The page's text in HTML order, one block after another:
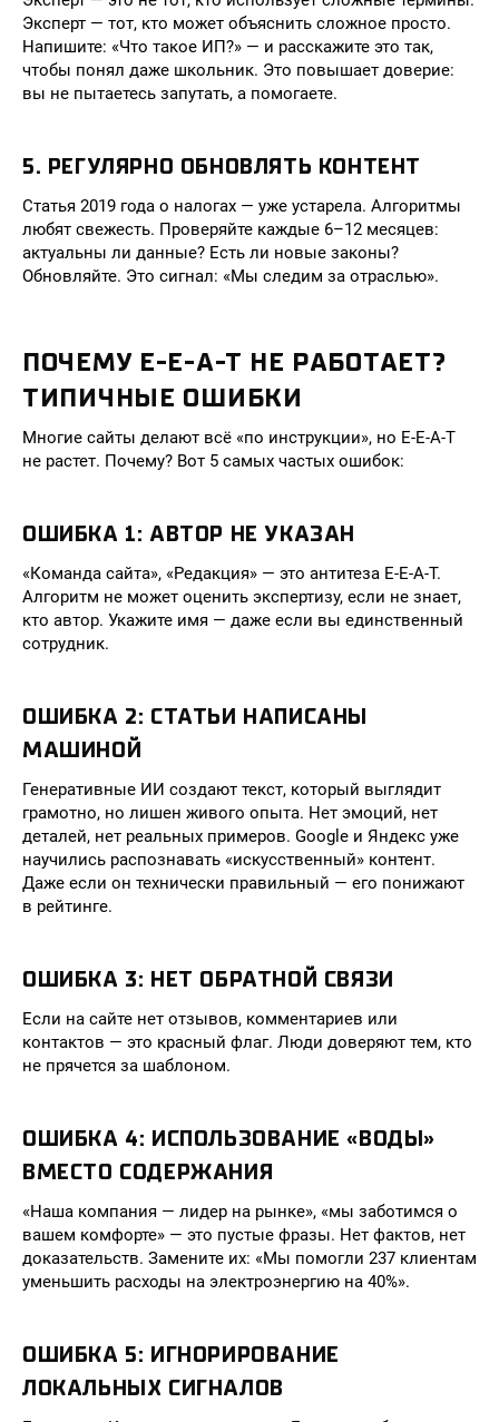
Эксперт — тот, кто может объяснить сложное просто.
Напишите: «Что такое ИП?» — и расскажите это так,
чтобы понял даже школьник. Это повышает доверие:
вы не пытаетесь запутать, а помогаете.
5. РЕГУЛЯРНО ОБНОВЛЯТЬ КОНТЕНТ
Статья 2019 года о налогах — уже устарела. Алгоритмы
любят свежесть. Проверяйте каждые 6–12 месяцев:
актуальны ли данные? Есть ли новые законы?
Обновляйте. Это сигнал: «Мы следим за отраслью».
ПОЧЕМУ E-E-A-T НЕ РАБОТАЕТ?
ТИПИЧНЫЕ ОШИБКИ
Многие сайты делают всё «по инструкции», но E-E-A-T
не растет. Почему? Вот 5 самых частых ошибок:
ОШИБКА 1: АВТОР НЕ УКАЗАН
«Команда сайта», «Редакция» — это антитеза E-E-A-T.
Алгоритм не может оценить экспертизу, если не знает,
кто автор. Укажите имя — даже если вы единственный
сотрудник.
ОШИБКА 2: СТАТЬИ НАПИСАНЫ
МАШИНОЙ
Генеративные ИИ создают текст, который выглядит
грамотно, но лишен живого опыта. Нет эмоций, нет
деталей, нет реальных примеров. Google и Яндекс уже
научились распознавать «искусственный» контент.
Даже если он технически правильный — его понижают
в рейтинге.
ОШИБКА 3: НЕТ ОБРАТНОЙ СВЯЗИ
Если на сайте нет отзывов, комментариев или
контактов — это красный флаг. Люди доверяют тем, кто
не прячется за шаблоном.
ОШИБКА 4: ИСПОЛЬЗОВАНИЕ «ВОДЫ»
ВМЕСТО СОДЕРЖАНИЯ
«Наша компания — лидер на рынке», «мы заботимся о
вашем комфорте» — это пустые фразы. Нет фактов, нет
доказательств. Замените их: «Мы помогли 237 клиентам
уменьшить расходы на электроэнергию на 40%».
ОШИБКА 5: ИГНОРИРОВАНИЕ
ЛОКАЛЬНЫХ СИГНАЛОВ